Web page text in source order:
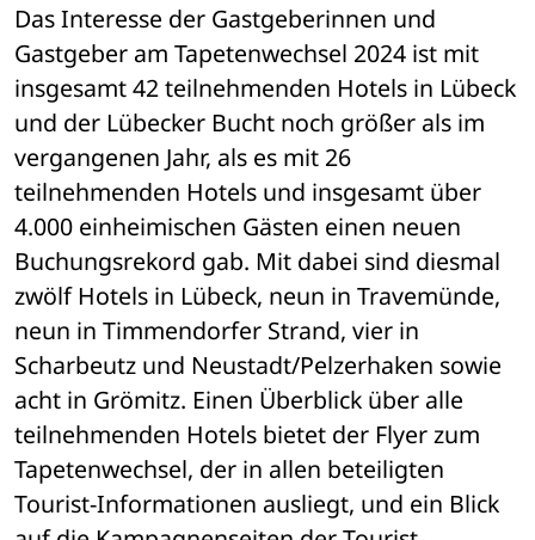
Das Interesse der Gastgeberinnen und
Gastgeber am Tapetenwechsel 2024 ist mit
insgesamt 42 teilnehmenden Hotels in Lübeck
und der Lübecker Bucht noch größer als im
vergangenen Jahr, als es mit 26
teilnehmenden Hotels und insgesamt über
4.000 einheimischen Gästen einen neuen
Buchungsrekord gab. Mit dabei sind diesmal
zwölf Hotels in Lübeck, neun in Travemünde,
neun in Timmendorfer Strand, vier in
Scharbeutz und Neustadt/Pelzerhaken sowie
acht in Grömitz. Einen Überblick über alle
teilnehmenden Hotels bietet der Flyer zum
Tapetenwechsel, der in allen beteiligten
Tourist-Informationen ausliegt, und ein Blick